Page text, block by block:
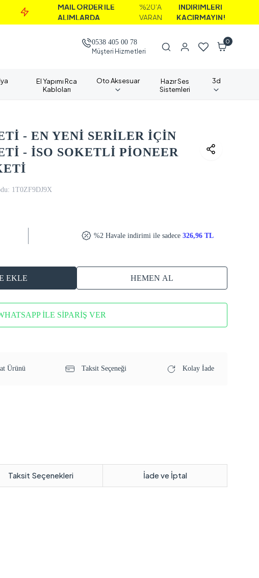
MAİL ORDER İLE
ALIMLARDA
%20'A
İNDİRİMLERİ
KAÇIRMAYIN!
0538 405 00 78
Müşteri Hizmetleri
0
El Yapımı Rca
Kabloları
Oto Aksesuar
Hazır Ses
Sistemleri
3d
- EN YENİ SERİLER İÇİN
- İSO SOKETLİ PİONEER
1T0ZF9DJ9X
%2 Havale indirimi ile sadece326,96 TL
EKLE HEMEN AL
İLE SİPARİŞ VER
Ürünü Taksit Seçeneği Kolay İade
Taksit Seçenekleri İade ve İptal